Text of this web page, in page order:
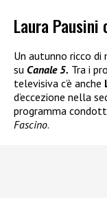
Laura
Un autunno ricco di
su Canale 5. Tra i
televisiva c’è anche
d’eccezione nella
programma
Fascino.